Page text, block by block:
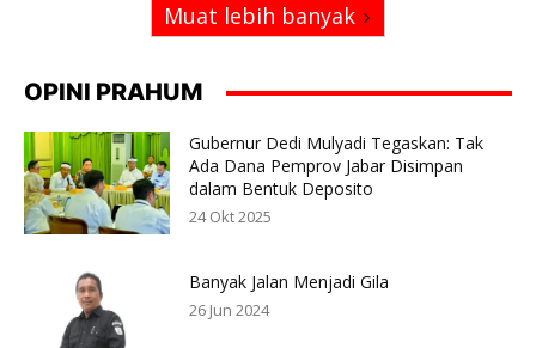
Muat lebih banyak
OPINI PRAHUM
Gubernur Dedi Mulyadi Tegaskan: Tak
Ada Dana Pemprov Jabar Disimpan
dalam Bentuk Deposito
24 Okt 2025
Banyak Jalan Menjadi Gila
26 Jun 2024